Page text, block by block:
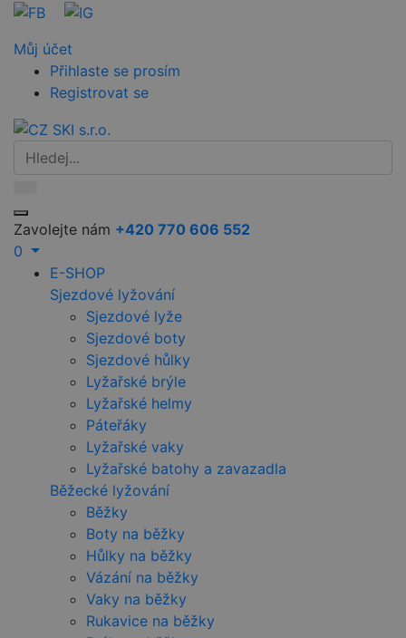
Můj účet
Přihlaste se prosím
Registrovat se
Zavolejte nám +420 770 606 552
0
E-SHOP
Sjezdové lyžování
Sjezdové lyže
Sjezdové boty
Sjezdové hůlky
Lyžařské brýle
Lyžařské helmy
Páteřáky
Lyžařské vaky
Lyžařské batohy a zavazadla
Běžecké lyžování
Běžky
Boty na běžky
Hůlky na běžky
Vázání na běžky
Vaky na běžky
Rukavice na běžky